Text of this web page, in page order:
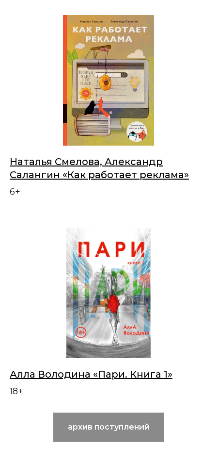
Наталья Смелова, Александр
Салангин «Как работает реклама»
6+
Алла Володина «Пари. Книга 1»
18+
архив поступлений